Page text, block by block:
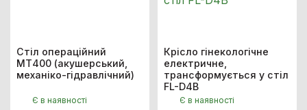
Стіл операційний
МТ400 (акушерський,
механіко-гідравлічний)
Є в наявності
Крісло гінекологічне
електричне,
трансформується у стіл
FL-D4B
Є в наявності